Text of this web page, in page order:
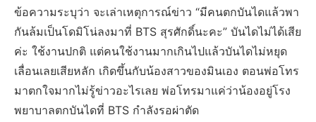
ข้อความระบุว่า จะเล่าเหตุการณ์ข่าว “มีคนตกบันไดแล้วพา
กันล้มเป็นโดมิโน่ลงมาที่ BTS สุรศักดิ์นะคะ” บันไดไม่ได้เสีย
ค่ะ ใช้งานปกติ แต่คนใช้งานมากเกินไปแล้วบันไดไม่หยุด
เลื่อนเลยเสียหลัก เกิดขึ้นกับน้องสาวของมินเอง ตอนพ่อโทร
มาตกใจมากไม่รู้ข่าวอะไรเลย พ่อโทรมาแค่ว่าน้องอยู่โรง
พยาบาลตกบันไดที่ BTS กำลังรอผ่าตัด